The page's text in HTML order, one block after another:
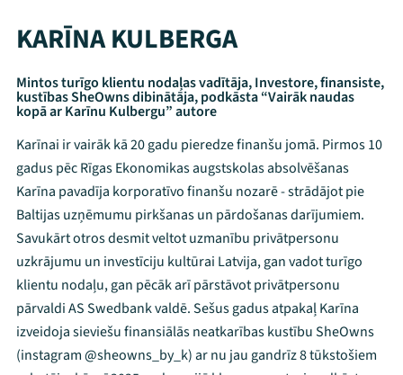
KARĪNA KULBERGA
Mintos turīgo klientu nodaļas vadītāja, Investore, finansiste,
kustības SheOwns dibinātāja, podkāsta “Vairāk naudas
kopā ar Karīnu Kulbergu” autore
Karīnai ir vairāk kā 20 gadu pieredze finanšu jomā. Pirmos 10
gadus pēc Rīgas Ekonomikas augstskolas absolvēšanas
Karīna pavadīja korporatīvo finanšu nozarē - strādājot pie
Baltijas uzņēmumu pirkšanas un pārdošanas darījumiem.
Savukārt otros desmit veltot uzmanību privātpersonu
uzkrājumu un investīciju kultūrai Latvija, gan vadot turīgo
klientu nodaļu, gan pēcāk arī pārstāvot privātpersonu
pārvaldi AS Swedbank valdē. Sešus gadus atpakaļ Karīna
izveidoja sieviešu finansiālās neatkarības kustību SheOwns
(instagram @sheowns_by_k) ar nu jau gandrīz 8 tūkstošiem